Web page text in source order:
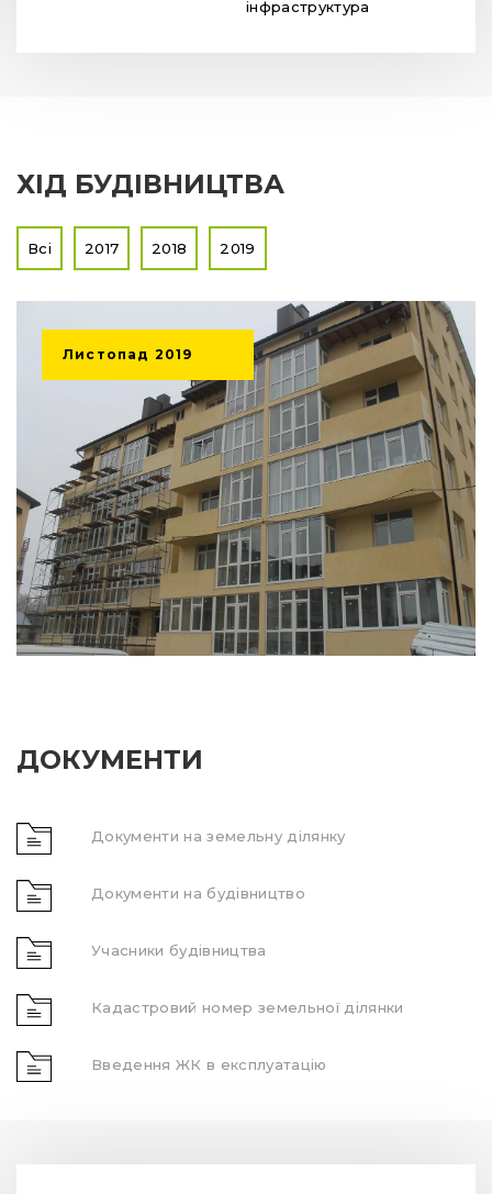
інфраструктура
ХІД БУДІВНИЦТВА
Всі 2017 2018 2019
Листопад 2019
ДОКУМЕНТИ
Документи на земельну ділянку
Документи на будівництво
Учасники будівництва
Кадастровий номер земельної ділянки
Введення ЖК в експлуатацію